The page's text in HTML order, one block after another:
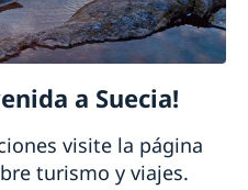
a Suecia!
visite la página
turismo y viajes.